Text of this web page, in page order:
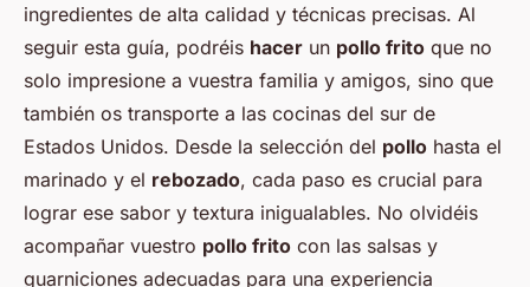
ingredientes de alta calidad y técnicas precisas. Al
seguir esta guía, podréis hacer un pollo frito que no
solo impresione a vuestra familia y amigos, sino que
también os transporte a las cocinas del sur de
Estados Unidos. Desde la selección del pollo hasta el
marinado y el rebozado, cada paso es crucial para
lograr ese sabor y textura inigualables. No olvidéis
acompañar vuestro pollo frito con las salsas y
guarniciones adecuadas para una experiencia